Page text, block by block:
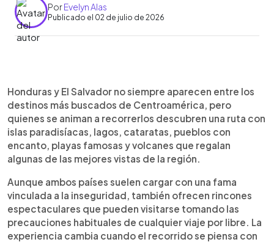
PorEvelyn Alas
Publicado el 02 de julio de 2026
Escuchar artículo
Honduras y El Salvador ofrecen una ruta turística
ideal para viajeros por libre que buscan Caribe,
naturaleza, pueblos coloniales, playas y volcanes.
El itinerario incluye las islas hondureñas de Roatán,
Utila y Cayos Cochinos, reconocidas por sus
aguas cristalinas y opciones de buceo. También
destaca el Lago de Yojoa y las Cataratas de
Pulhapanzak. En El Salvador, el recorrido suma San
Salvador, Suchitoto, El Tunco, El Zonte, Costa
Azul, la Ruta de las Flores y el Volcán de Santa Ana,
uno de los paisajes más impresionantes por su
cráter y vistas al Lago de Coatepeque.
Honduras y El Salvador no siempre aparecen entre los
destinos más buscados de Centroamérica, pero
quienes se animan a recorrerlos descubren una ruta con
islas paradisíacas, lagos, cataratas, pueblos con
encanto, playas famosas y volcanes que regalan
algunas de las mejores vistas de la región.
Aunque ambos países suelen cargar con una fama
vinculada a la inseguridad, también ofrecen rincones
espectaculares que pueden visitarse tomando las
precauciones habituales de cualquier viaje por libre. La
experiencia cambia cuando el recorrido se piensa con